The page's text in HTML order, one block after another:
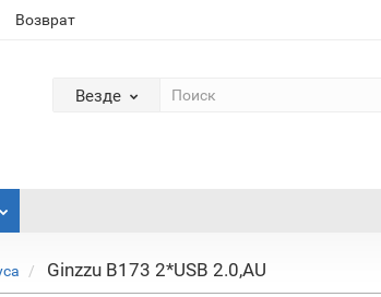
Возврат
Везде
Ginzzu B173 2*USB 2.0,AU